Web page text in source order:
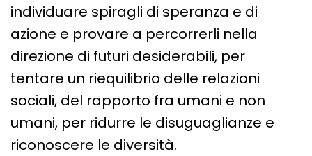
individuare spiragli di speranza e di
azione e provare a percorrerli nella
direzione di futuri desiderabili, per
tentare un riequilibrio delle relazioni
sociali, del rapporto fra umani e non
umani, per ridurre le disuguaglianze e
riconoscere le diversità.